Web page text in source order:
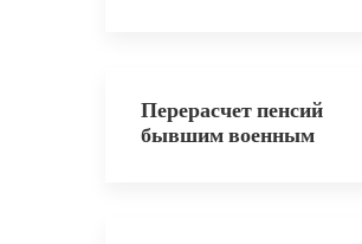
Перерасчет пенсий
бывшим военным